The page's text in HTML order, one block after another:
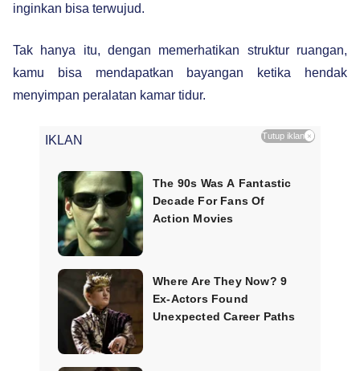
inginkan bisa terwujud.
Tak hanya itu, dengan memerhatikan struktur ruangan,
kamu bisa mendapatkan bayangan ketika hendak
menyimpan peralatan kamar tidur.
IKLAN Tutup iklan ×